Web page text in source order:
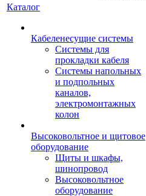
Каталог
Кабеленесущие системы
Системы для
прокладки кабеля
Системы напольных
и подпольных
каналов,
электромонтажных
колон
Высоковольтное и щитовое
оборудование
Щиты и шкафы,
шинопровод
Высоковольтное
оборудование